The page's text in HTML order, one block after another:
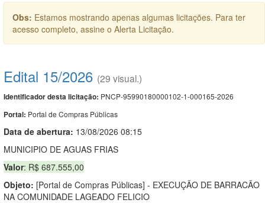
Obs: Estamos mostrando apenas algumas licitações. Para ter
acesso completo, assine o Alerta Licitação.
Edital 15/2026 (29 visual.)
Identificador desta licitação: PNCP-95990180000102-1-000165-2026
Portal: Portal de Compras Públicas
Data de abertura: 13/08/2026 08:15
MUNICIPIO DE AGUAS FRIAS
Valor: R$ 687.555,00
Objeto: [Portal de Compras Públicas] - EXECUÇÃO DE BARRACÃO
NA COMUNIDADE LAGEADO FELICIO